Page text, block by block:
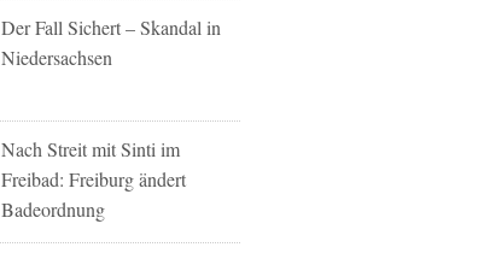
Der Fall Sichert – Skandal in
Niedersachsen
Nach Streit mit Sinti im
Freibad: Freiburg ändert
Badeordnung